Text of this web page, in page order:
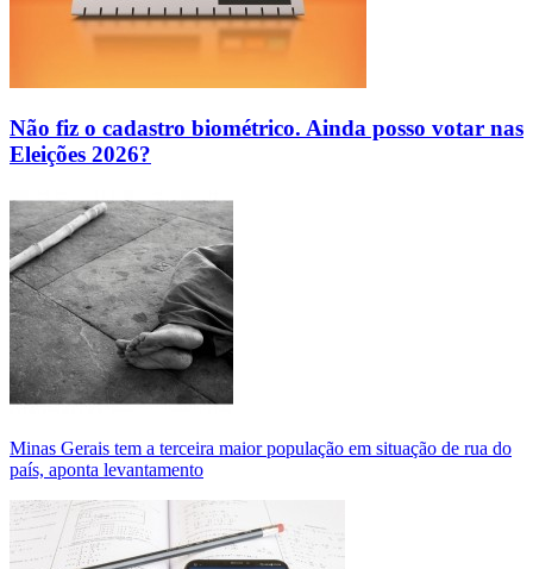
Não fiz o cadastro biométrico. Ainda posso votar nas
Eleições 2026?
Minas Gerais tem a terceira maior população em situação de rua do
país, aponta levantamento